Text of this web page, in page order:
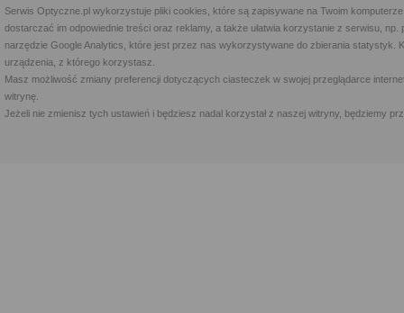
Serwis Optyczne.pl wykorzystuje pliki cookies, które są zapisywane na Twoim
dostarczać im odpowiednie treści oraz reklamy, a także ułatwia korzystanie z serwisu,
narzędzie Google Analytics, które jest przez nas wykorzystywane do zbierania statystyk.
urządzenia, z którego korzystasz.
Masz możliwość zmiany preferencji dotyczących ciasteczek w swojej przeglądarce
witrynę.
Jeżeli nie zmienisz tych ustawień i będziesz nadal korzystał z naszej witryny, będziemy